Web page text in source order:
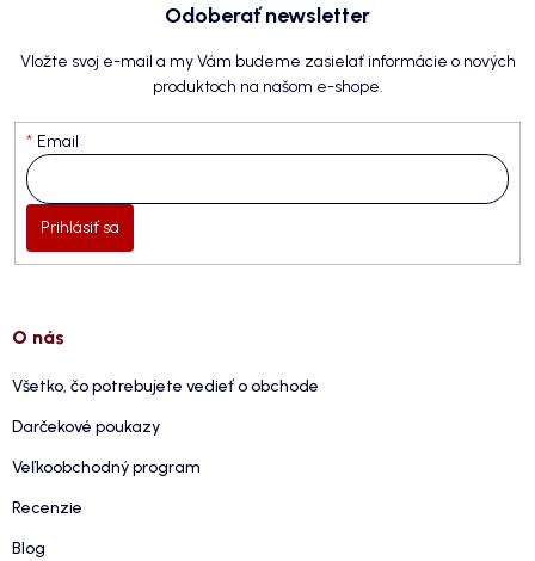
Odoberať newsletter
Vložte svoj e-mail a my Vám budeme zasielať informácie o nových
produktoch na našom e-shope.
Email
Prihlásiť sa
O nás
Všetko, čo potrebujete vedieť o obchode
Darčekové poukazy
Veľkoobchodný program
Recenzie
Blog